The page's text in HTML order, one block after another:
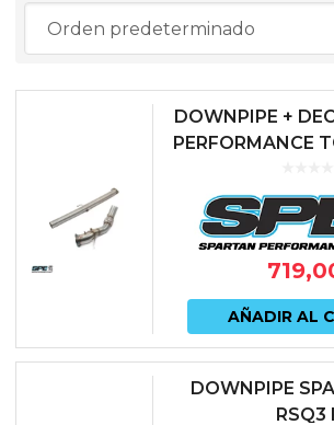
DOWNPIPE +
PERFORMANCE
AÑADIR AL
DOWNPIPE
RSQ3